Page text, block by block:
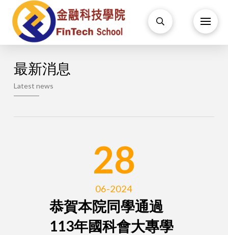
最新消息
Latest news
28
06-2024
恭賀本院同學通過
113年國科會大專學